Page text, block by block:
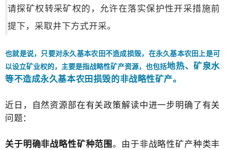
请探矿权转采矿权的，允许在落实保护性开采措施前
提下，采取井下方式开采。
也就是说，只要对永久基本农田不造成损毁，在永久基本农田上是可
以设立矿业权的，主要是指战略性矿产资源，也包括地热、矿泉水
等不造成永久基本农田损毁的非战略性矿产。
近日，自然资源部在有关政策解读中进一步明确了有关
问题：
关于明确非战略性矿种范围。 由于非战略性矿产种类丰